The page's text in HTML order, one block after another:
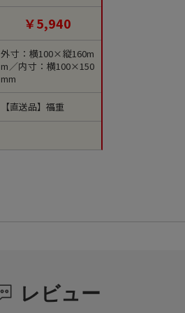
単位1袋）【直送品】
￥5,940
外寸：横100×縦160m
m／内寸：横100×150
mm
【直送品】福重
レビュー